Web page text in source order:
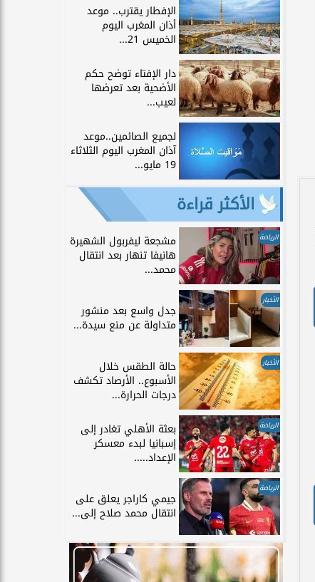
الإفطار يقترب.. موعد
أذان المغرب اليوم
الخميس 21...
دار الإفتاء توضح حكم
الأضحية بعد تعرضها
لعيب...
لجميع الصائمين..موعد
آذان المغرب اليوم الثلاثاء
19 مايو...
الأكثر قراءة
الرياضة مشجعة ليفربول الشهيرة
هانيفا تنهار بعد انتقال
محمد...
الأخبار
جدل واسع بعد منشور
متداولة عن منع سيدة...
الأخبار حالة الطقس خلال
الأسبوع.. الأرصاد تكشف
درجات الحرارة...
الرياضة بعثة الأهلي تغادر إلى
إسبانيا لبدء معسكر
الإعداد.....
الرياضة
جيمي كاراجر يعلق على
انتقال محمد صلاح إلى...